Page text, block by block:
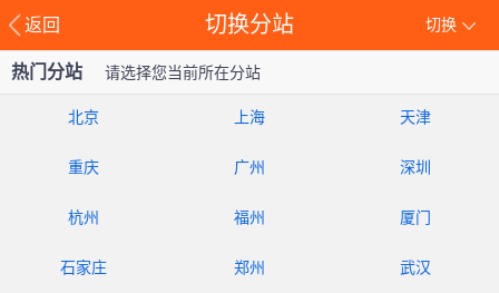
返回 切换
切换分站
热门分站 请选择您当前所在分站
北京 上海 天津
重庆 广州 深圳
杭州 福州 厦门
石家庄 郑州 武汉